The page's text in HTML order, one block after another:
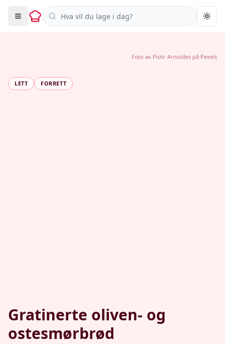
Søk i oppskrifter
LETT FORRETT
Gratinerte oliven- og
ostesmørbrød
Foto av Piotr Arnoldes på Pexels